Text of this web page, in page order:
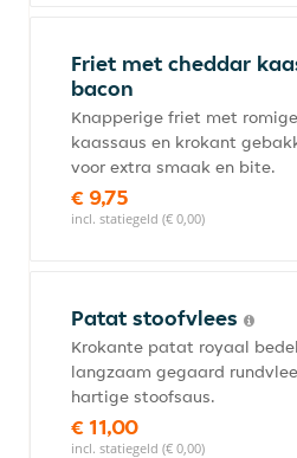
Friet met cheddar
bacon
Knapperige friet met
kaassaus en krokant
voor extra smaak en bite.
€ 9,75
incl. statiegeld (€ 0,00)
Patat stoofvlees
Krokante patat royaal
langzaam gegaard
hartige stoofsaus.
€ 11,00
incl. statiegeld (€ 0,00)